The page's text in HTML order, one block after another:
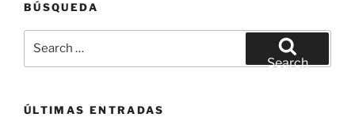
BÚSQUEDA
Search
ÚLTIMAS ENTRADAS